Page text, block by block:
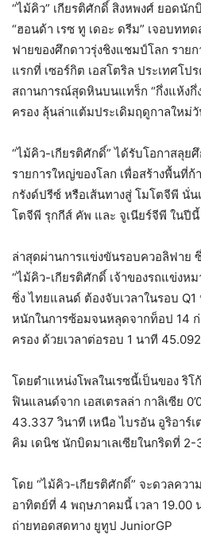
“ไม้คิว” เกียรติศักดิ์ สิงหพงศ์ ยอดนัก
“ฮอนด้า เรซ ทู เดอะ ดรีม” เจอบทท
ฟายของศึกดาวรุ่งชิงแชมป์โลก ราย
แรกที่ เซอร์กิต เอสโตริล ประเทศโป
สถานการณ์สุดหินบนแทร็ก “กึ่งแห้งกึ่
ครอง ลุ้นล่าแต้มประเดิมฤดูกาลใหม่
“ไม้คิว-เกียรติศักดิ์” ได้รับโอกาสลุย
รายการใหญ่ของโลก เพื่อสร้างพื้นที่
กรังด์ปรีซ์ หรือเส้นทางสู่ โมโตจีพี นั่น
โตจีพี รุกกีส์ คัพ และ จูเนียร์จีพี ในปีนี้
ล่าสุดผ่านการแข่งขันรอบควอลิฟาย
“ไม้คิว-เกียรติศักดิ์ เจ้าของรถแข่งห
ซิ่ง ไทยแลนด์ ต้องจับเวลาในรอบ
หนักในการซ้อมจนหลุดจากท็อป 14
ครอง ด้วยเวลาต่อรอบ 1 นาที
โดยตำแหน่งโพลในเรซนี้เป็นของ ริโ
ฟินแลนด์จาก เอสเตรลล่า กาลิเซีย
43.337 วินาที เหนือ ไบรอัน อูริอาร์
คิม เดนิช นักบิดมาเลเซียในกริดที่ 2-
โดย “ไม้คิว-เกียรติศักดิ์” จะดวลควา
อาทิตย์ที่ 4 พฤษภาคมนี้ เวลา 19.00
ถ่ายทอดสดทาง ยูทูป JuniorGP